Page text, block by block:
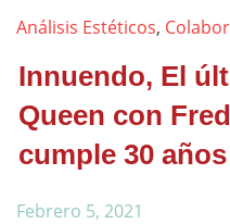
Análisis Estéticos,
Innuendo, El
Queen con
cumple 30 años
Febrero 5, 2021